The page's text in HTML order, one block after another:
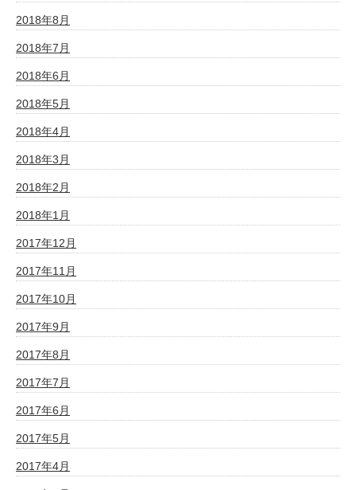
2018年8月
2018年7月
2018年6月
2018年5月
2018年4月
2018年3月
2018年2月
2018年1月
2017年12月
2017年11月
2017年10月
2017年9月
2017年8月
2017年7月
2017年6月
2017年5月
2017年4月